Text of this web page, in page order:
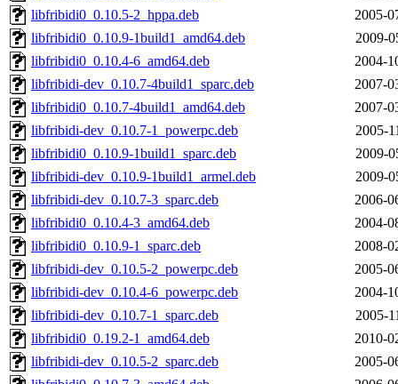
libfribidi0_0.10.5-2_hppa.deb
2005-
libfribidi0_0.10.9-1build1_amd64.deb
2009-
libfribidi0_0.10.4-6_amd64.deb
2004-
libfribidi-dev_0.10.7-4build1_sparc.deb
2007-
libfribidi0_0.10.7-4build1_amd64.deb
2007-
libfribidi-dev_0.10.7-1_powerpc.deb
2005-
libfribidi0_0.10.9-1build1_sparc.deb
2009-
libfribidi-dev_0.10.9-1build1_armel.deb
2009-
libfribidi-dev_0.10.7-3_sparc.deb
2006-
libfribidi0_0.10.4-3_amd64.deb
2004-
libfribidi0_0.10.9-1_sparc.deb
2008-
libfribidi-dev_0.10.5-2_powerpc.deb
2005-
libfribidi-dev_0.10.4-6_powerpc.deb
2004-
libfribidi-dev_0.10.7-1_sparc.deb
2005-
libfribidi0_0.19.2-1_amd64.deb
2010-
libfribidi-dev_0.10.5-2_sparc.deb
2005-